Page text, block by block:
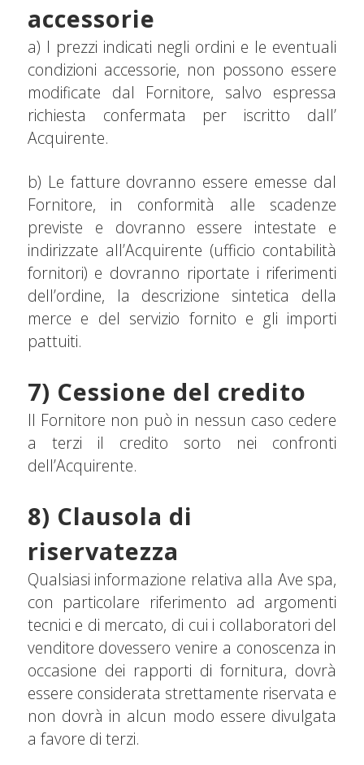
accessorie
a) I prezzi indicati negli ordini e le eventuali
condizioni accessorie, non possono essere
modificate dal Fornitore, salvo espressa
richiesta confermata per iscritto dall’
Acquirente.
b) Le fatture dovranno essere emesse dal
Fornitore, in conformità alle scadenze
previste e dovranno essere intestate e
indirizzate all’Acquirente (ufficio contabilità
fornitori) e dovranno riportate i riferimenti
dell’ordine, la descrizione sintetica della
merce e del servizio fornito e gli importi
pattuiti.
7) Cessione del credito
Il Fornitore non può in nessun caso cedere
a terzi il credito sorto nei confronti
dell’Acquirente.
8) Clausola di
riservatezza
Qualsiasi informazione relativa alla Ave spa,
con particolare riferimento ad argomenti
tecnici e di mercato, di cui i collaboratori del
venditore dovessero venire a conoscenza in
occasione dei rapporti di fornitura, dovrà
essere considerata strettamente riservata e
non dovrà in alcun modo essere divulgata
a favore di terzi.